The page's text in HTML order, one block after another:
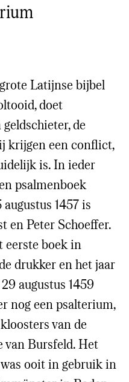
Latijnse bijbel
doet
de
krijgen een conflict,
is. In ieder
psalmenboek
1457 is
en Peter Schoeffer.
eerste boek in
drukker en het jaar
augustus 1459
nog een psalterium,
van de
van Bursfeld. Het
ooit in gebruik in